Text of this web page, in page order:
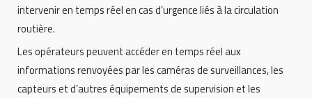
intervenir en temps réel en cas d’urgence liés à la circulation
routière.
Les opérateurs peuvent accéder en temps réel aux
informations renvoyées par les caméras de surveillances, les
capteurs et d’autres équipements de supervision et les